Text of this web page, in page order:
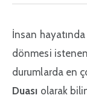
İnsan
dönmesi
durumlarda en
Duası olarak